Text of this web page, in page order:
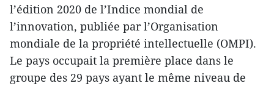
l’édition 2020 de l’Indice mondial de
l’innovation, publiée par l’Organisation
mondiale de la propriété intellectuelle (OMPI).
Le pays occupait la première place dans le
groupe des 29 pays ayant le même niveau de